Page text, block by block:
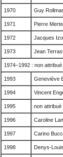
1970 Guy
1971 Pierre
1972 Jacques
1973 Jean
1974–1992 : non attribué
1993 Geneviève
1994 Vincent
1995 non attribué
1996 Caroline
1997 Carino
1998 Denys-